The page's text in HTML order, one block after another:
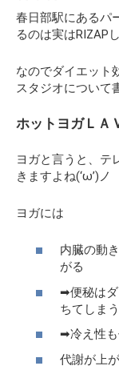
春日部駅にあるパ
るのは実はRIZAP
なのでダイエット
スタジオについて
ホットヨガＬＡ
ヨガと言うと、テ
きますよね(‘ω’)ノ
ヨガには
内臓の動
がる
➡便秘はダ
ちてしまう
➡冷え性も
代謝が上